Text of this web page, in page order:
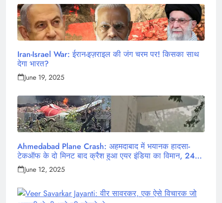
Iran-Israel War: ईरान-इज़राइल की जंग चरम पर! किसका साथ
देगा भारत?
June 19, 2025
Ahmedabad Plane Crash: अहमदाबाद में भयानक हादसा-
टेकऑफ के दो मिनट बाद क्रैश हुआ एयर इंडिया का विमान, 242
लोग थे सवार
June 12, 2025